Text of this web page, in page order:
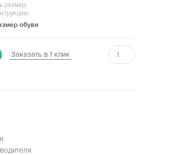
размер,
обуви
Заказать в 1 клик